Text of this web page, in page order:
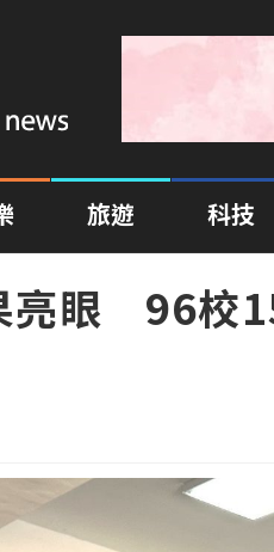
旅遊 科技
亮眼 96校